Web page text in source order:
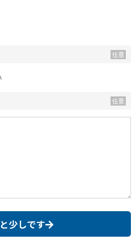
少しです